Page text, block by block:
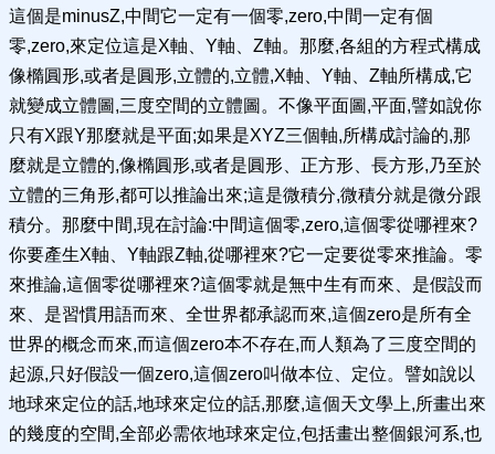
這個是minusZ,中間它一定有一個零,zero,中間一定有個
零,zero,來定位這是X軸、Y軸、Z軸。那麼,各組的方程式構成
像橢圓形,或者是圓形,立體的,立體,X軸、Y軸、Z軸所構成,它
就變成立體圖,三度空間的立體圖。不像平面圖,平面,譬如說你
只有X跟Y那麼就是平面;如果是XYZ三個軸,所構成討論的,那
麼就是立體的,像橢圓形,或者是圓形、正方形、長方形,乃至於
立體的三角形,都可以推論出來;這是微積分,微積分就是微分跟
積分。那麼中間,現在討論:中間這個零,zero,這個零從哪裡來?
你要產生X軸、Y軸跟Z軸,從哪裡來?它一定要從零來推論。零
來推論,這個零從哪裡來?這個零就是無中生有而來、是假設而
來、是習慣用語而來、全世界都承認而來,這個zero是所有全
世界的概念而來,而這個zero本不存在,而人類為了三度空間的
起源,只好假設一個zero,這個zero叫做本位、定位。譬如說以
地球來定位的話,地球來定位的話,那麼,這個天文學上,所畫出來
的幾度的空間,全部必需依地球來定位,包括畫出整個銀河系,也